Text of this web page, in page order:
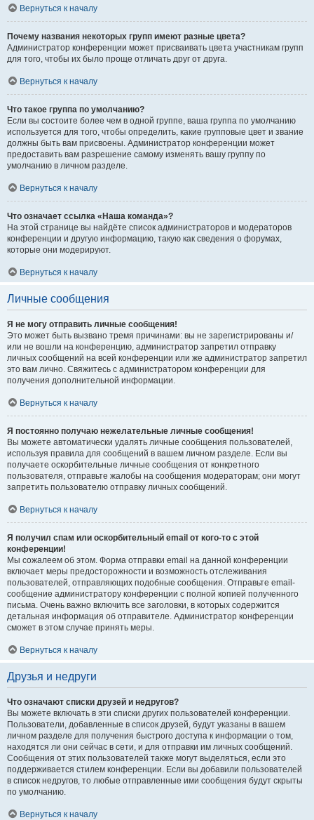
Вернуться к началу
Почему названия некоторых групп имеют разные цвета?
Администратор конференции может присваивать цвета участникам групп
для того, чтобы их было проще отличать друг от друга.
Вернуться к началу
Что такое группа по умолчанию?
Если вы состоите более чем в одной группе, ваша группа по умолчанию
используется для того, чтобы определить, какие групповые цвет и звание
должны быть вам присвоены. Администратор конференции может
предоставить вам разрешение самому изменять вашу группу по
умолчанию в личном разделе.
Вернуться к началу
Что означает ссылка «Наша команда»?
На этой странице вы найдёте список администраторов и модераторов
конференции и другую информацию, такую как сведения о форумах,
которые они модерируют.
Вернуться к началу
Личные сообщения
Я не могу отправить личные сообщения!
Это может быть вызвано тремя причинами: вы не зарегистрированы и/
или не вошли на конференцию, администратор запретил отправку
личных сообщений на всей конференции или же администратор запретил
это вам лично. Свяжитесь с администратором конференции для
получения дополнительной информации.
Вернуться к началу
Я постоянно получаю нежелательные личные сообщения!
Вы можете автоматически удалять личные сообщения пользователей,
используя правила для сообщений в вашем личном разделе. Если вы
получаете оскорбительные личные сообщения от конкретного
пользователя, отправьте жалобы на сообщения модераторам; они могут
запретить пользователю отправку личных сообщений.
Вернуться к началу
Я получил спам или оскорбительный email от кого-то с этой
конференции!
Мы сожалеем об этом. Форма отправки email на данной конференции
включает меры предосторожности и возможность отслеживания
пользователей, отправляющих подобные сообщения. Отправьте email-
сообщение администратору конференции с полной копией полученного
письма. Очень важно включить все заголовки, в которых содержится
детальная информация об отправителе. Администратор конференции
сможет в этом случае принять меры.
Вернуться к началу
Друзья и недруги
Что означают списки друзей и недругов?
Вы можете включать в эти списки других пользователей конференции.
Пользователи, добавленные в список друзей, будут указаны в вашем
личном разделе для получения быстрого доступа к информации о том,
находятся ли они сейчас в сети, и для отправки им личных сообщений.
Сообщения от этих пользователей также могут выделяться, если это
поддерживается стилем конференции. Если вы добавили пользователей
в список недругов, то любые отправленные ими сообщения будут скрыты
по умолчанию.
Вернуться к началу